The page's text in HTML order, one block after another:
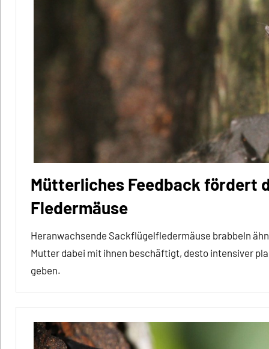
Mütterliches Feedback fördert
Fledermäuse
Heranwachsende Sackflügelfledermäuse brabbeln
Mutter dabei mit ihnen beschäftigt, desto intensiver
geben.
Alle
Artikel